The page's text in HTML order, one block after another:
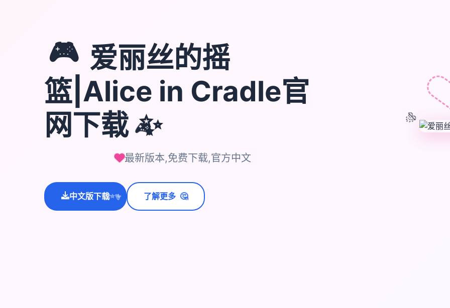
🎮
🎮 爱丽丝的摇
篮|Alice in Cradle官
网下载 ✨
最新版本,免费下载,官方中文
中文版下载
✨⭐💫 了解更多 🤔
🎊